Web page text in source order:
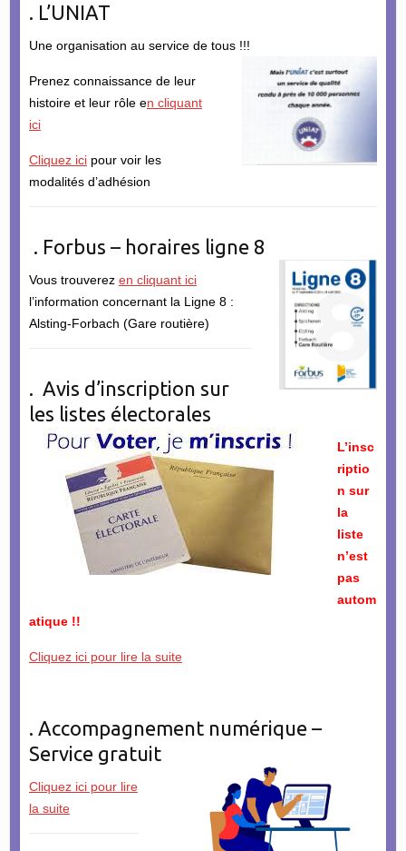
. L’UNIAT
Une organisation au service de tous !!!
Prenez connaissance de leur
histoire et leur rôle en cliquant
ici
Cliquez icipour voir les
modalités d’adhésion
. Forbus – horaires ligne 8
Vous trouverez en cliquant ici
l’information concernant la Ligne 8 :
Alsting-Forbach (Gare routière)
. Avis d’inscription sur
les listes électorales
L’insc
riptio
n sur
la
liste
n’est
pas
autom
atique !!
Cliquez ici pour lire la suite
. Accompagnement numérique –
Service gratuit
Cliquez ici pour lire
la suite